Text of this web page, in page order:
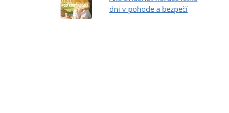
dni v pohode a bezpečí